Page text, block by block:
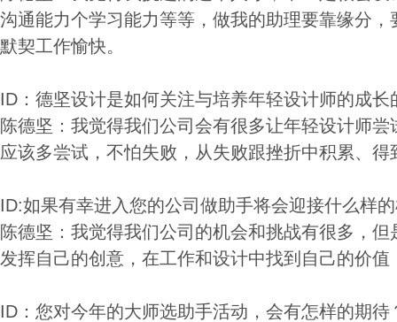
沟通能力个学习能力等等，做我的助理要靠缘分
默契工作愉快。
ID：德坚设计是如何关注与培养年轻设计师的成长
陈德坚：我觉得我们公司会有很多让年轻设计师
应该多尝试，不怕失败，从失败跟挫折中积累、得
ID:如果有幸进入您的公司做助手将会迎接什么样
陈德坚：我觉得我们公司的机会和挑战有很多，
发挥自己的创意，在工作和设计中找到自己的价值
ID：您对今年的大师选助手活动，会有怎样的期